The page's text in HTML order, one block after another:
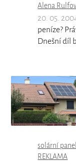
Alena
20. 05.
peníze?
Dnešní díl
solární
REKLAMA